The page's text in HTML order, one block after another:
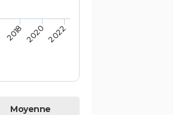
2018 2020 2022
Moyenne